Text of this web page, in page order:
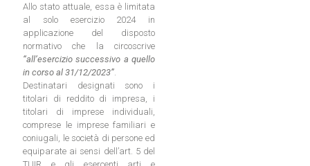
Allo stato attuale, essa è limitata
al solo esercizio 2024 in
applicazione del disposto
normativo che la circoscrive
“all’esercizio successivo a quello
in corso al 31/12/2023”.
Destinatari designati sono i
titolari di reddito di impresa, i
titolari di imprese individuali,
comprese le imprese familiari e
coniugali, le società di persone ed
equiparate ai sensi dell’art. 5 del